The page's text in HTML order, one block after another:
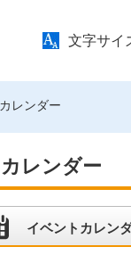
文字サイ
レンダー
レンダー
イベントカレン